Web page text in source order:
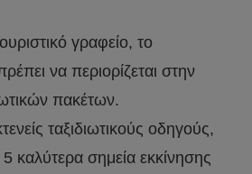
γραφείο, το
να περιορίζεται στην
πακέτων.
ταξιδιωτικούς οδηγούς,
καλύτερα σημεία εκκίνησης